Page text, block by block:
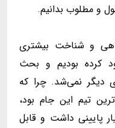
و مطلوب بدانیم.
و شناخت بیشتری
کرده بودیم و بحث
دیگر نمی‌شد. چرا که
تیم این جام بود،
پایینی داشت و قابل